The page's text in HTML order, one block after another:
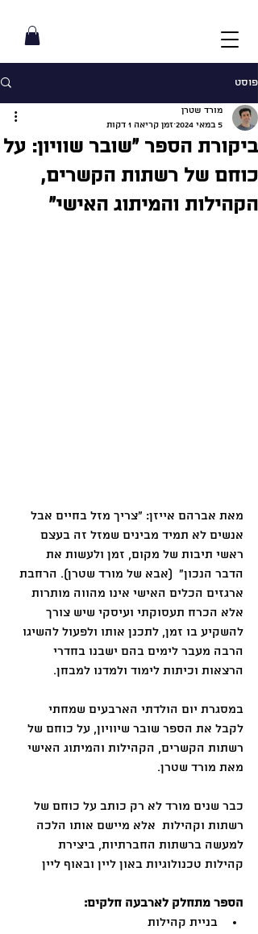
פוסט
ביקורת הספר ״שובר שוויון: על
כוחם של רשתות הקשרים,
הקהילות והמיתוג האישי״
מורד שטרן
5 במאי 2024
זמן קריאה 1 דקות
מאת אברהם אייזן: "צריך מזל בחיים אבל
אנשים לא תמיד מבינים שמזל זה בעצם
ראשי תיבות של מקום, זמן ולעשות את
הדבר הנכון"  (אבא של מורד שטרן). הרחבת
ארגזים הכלים האישי אינו מהווה מותרות
אלא הכרח תעסוקתי ועיסקי שיש צורך
להשקיע בו זמן, לתכנן אותו ולפעול להשיגו
הרבה מעבר לימים בהם ישבנו בחדרי
הרצאות וכיתות לימוד ולמדנו למבחן.
במסגרת יום הולדתי הארבעים שמחתי
לקבל את הספר שובר שיוויון, על כוחם של
רשתות הקשרים, הקהילות והמיתוג האישי
מאת מורד שטרן.
כבר שנים מורד לא רק כותב על כוחם של
רשתות וקהילות  אלא מיישם אותו הלכה
למעשה ברשתות החברתיות, ביצירת
קהילות טכנולוגיות באון ליין ובאוף ליין
הספר מתחלק לארבעה חלקים:
בניית קהילות